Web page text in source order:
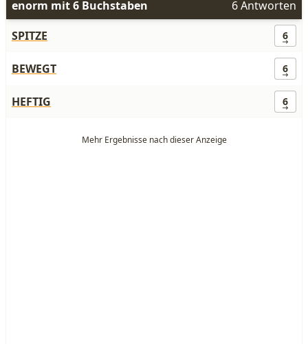
enorm mit 6 Buchstaben
6 Antworten
SPITZE
6
BEWEGT 6
HEFTIG 6